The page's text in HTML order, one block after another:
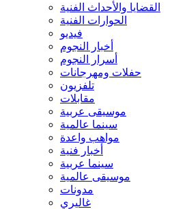
القضايا والأحداث الفنية
الحوارات الفنية
فيديو
أخبار النجوم
أسرار النجوم
حفلات ومهرجانات
تلفزيون
مقابلات
موسيقى عربية
سينما عالمية
مواهب واعدة
أخبار فنية
سينما عربية
موسيقى عالمية
مدونات
غاليري